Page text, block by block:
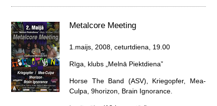
Metalcore Meeting
1.maijs, 2008, ceturtdiena , 19.00
Rīga, klubs „Melnā Piektdiena”
Horse The Band (ASV), Kriegopfer, Mea-
Culpa, 9horizon, Brain Ignorance.